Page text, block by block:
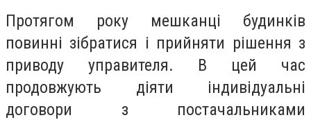
Протягом року мешканці будинків
повинні зібратися і прийняти рішення з
приводу управителя. В цей час
продовжують діяти індивідуальні
договори з постачальниками